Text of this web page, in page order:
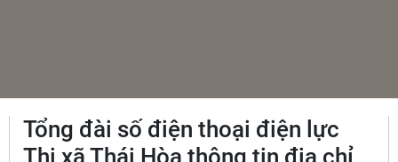
Tổng đài số điện thoại điện lực
Thị xã Thái Hòa thông tin địa chỉ